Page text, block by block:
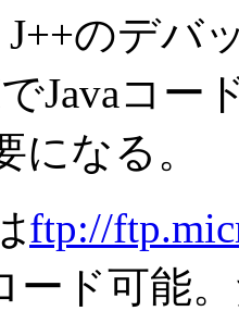
J++のデバ
Javaコ
になる。
ftp://
ード可能